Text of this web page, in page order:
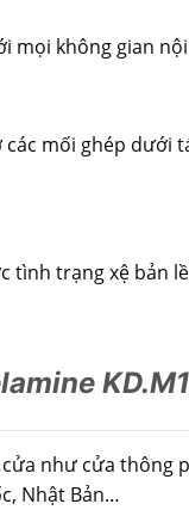
mọi không gian
mối ghép dưới
tình trạng xệ bản
như cửa
Nhật Bản…